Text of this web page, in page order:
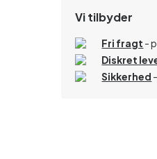
Vi tilbyder
Fri fragt -
Diskret
Sikkerhed